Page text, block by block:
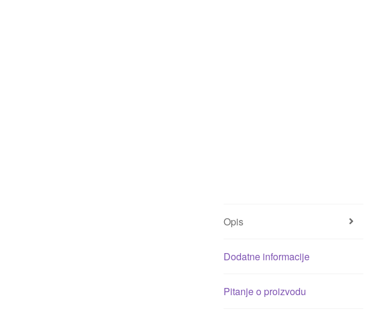
Opis
Dodatne informacije
Pitanje o proizvodu